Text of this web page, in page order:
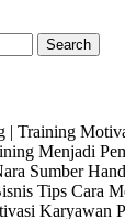
| Training
Menjadi
Sumber
Tips Cara
Karyawan